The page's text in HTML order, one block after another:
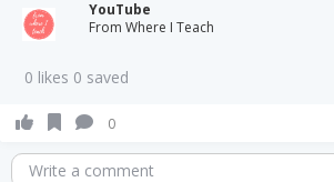
YouTube
From Where I Teach
0 likes 0 saved
0
Write a comment